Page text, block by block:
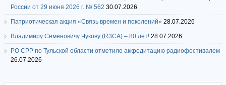
России от 29 июня 2026 г. № 562 30.07.2026
Патриотическая акция «Связь времен и поколений» 28.07.2026
Владимиру Семеновичу Чукову (R3CA) – 80 лет! 28.07.2026
РО СРР по Тульской области отметило аккредитацию радиофестивалем
26.07.2026